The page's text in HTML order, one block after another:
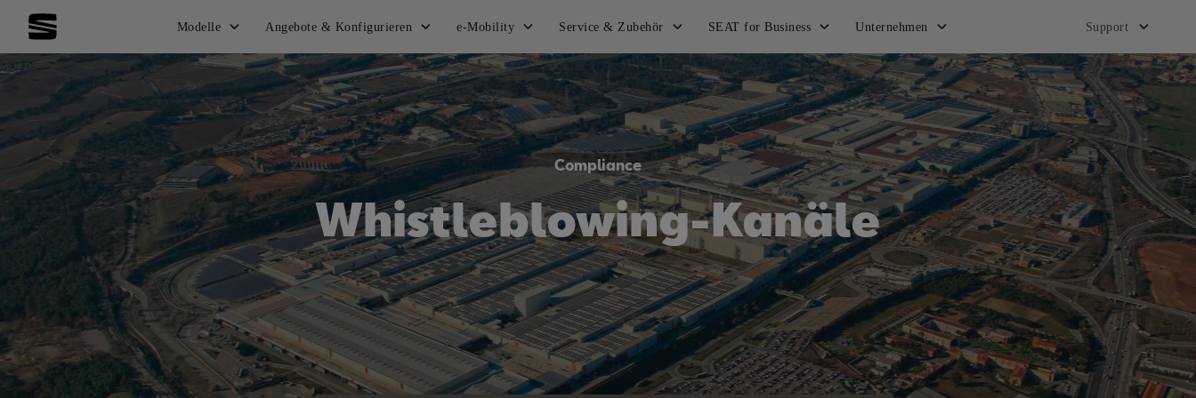
Modelle Angebote & Konfigurieren e-Mobility Service & Zubehör SEAT for Business Unternehmen Support
Compliance
Whistleblowing-Kanäle